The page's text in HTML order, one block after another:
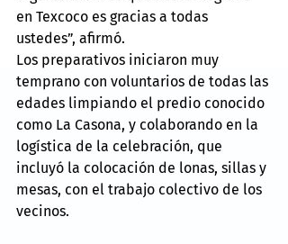
en Texcoco es gracias a todas
ustedes”, afirmó.
Los preparativos iniciaron muy
temprano con voluntarios de todas las
edades limpiando el predio conocido
como La Casona, y colaborando en la
logística de la celebración, que
incluyó la colocación de lonas, sillas y
mesas, con el trabajo colectivo de los
vecinos.